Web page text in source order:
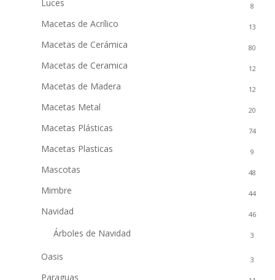
Luces 8
Macetas de Acrílico 13
Macetas de Cerámica 80
Macetas de Ceramica 12
Macetas de Madera 12
Macetas Metal 20
Macetas Plásticas 74
Macetas Plasticas 9
Mascotas 48
Mimbre 44
Navidad 46
Árboles de Navidad 3
Oasis 3
Paraguas